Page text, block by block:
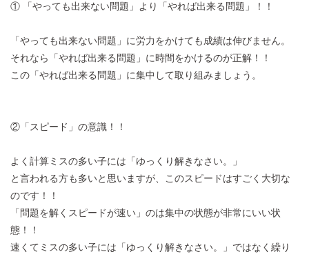
① 「やっても出来ない問題」より「やれば出来る問題」！！
「やっても出来ない問題」に労力をかけても成績は伸びません。
それなら「やれば出来る問題」に時間をかけるのが正解！！
この「やれば出来る問題」に集中して取り組みましょう。
②「スピード」の意識！！
よく計算ミスの多い子には「ゆっくり解きなさい。」
と言われる方も多いと思いますが、このスピードはすごく大切な
のです！！
「問題を解くスピードが速い」のは集中の状態が非常にいい状
態！！
速くてミスの多い子には「ゆっくり解きなさい。」ではなく繰り